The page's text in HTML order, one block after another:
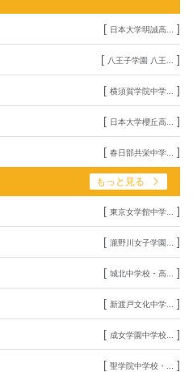
[ 日本大学明誠高... ]
[ 八王子学園 八王... ]
[ 横須賀学院中学... ]
[ 日本大学櫻丘高... ]
[ 春日部共栄中学... ]
もっと見る
[ 東京女学館中学... ]
[ 瀧野川女子学園... ]
[ 城北中学校・高... ]
[ 新渡戸文化中学... ]
[ 成女学園中学校... ]
[ 聖学院中学校・... ]